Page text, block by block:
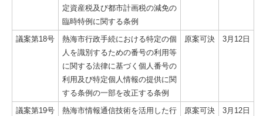
定資産税及び都市計画税の減免の
臨時特例に関する条例
議案第18号
熱海市行政手続における特定の個
人を識別するための番号の利用等
に関する法律に基づく個人番号の
利用及び特定個人情報の提供に関
する条例の一部を改正する条例
原案可決 3月12日
議案第19号
熱海市情報通信技術を活用した行
原案可決 3月12日